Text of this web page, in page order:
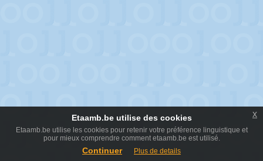
Etaamb.be utilise des cookies
Etaamb.be utilise les cookies pour retenir votre préférence linguistique et
pour mieux comprendre comment etaamb.be est utilisé.
Continuer Plus de details
x